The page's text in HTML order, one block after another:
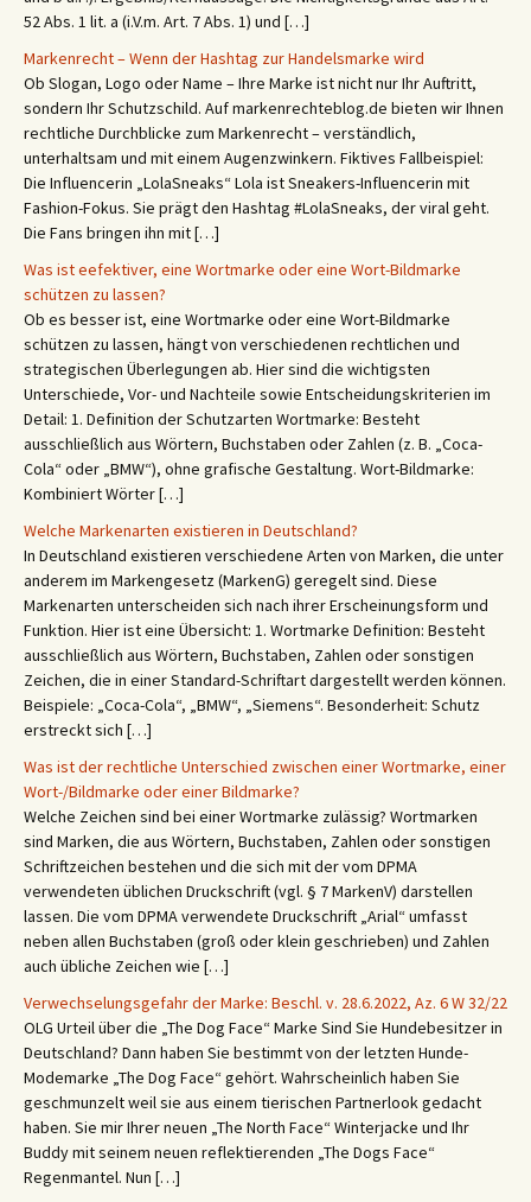
52 Abs. 1 lit. a (i.V.m. Art. 7 Abs. 1) und […]
Markenrecht – Wenn der Hashtag zur Handelsmarke wird
Ob Slogan, Logo oder Name – Ihre Marke ist nicht nur Ihr Auftritt,
sondern Ihr Schutzschild. Auf markenrechteblog.de bieten wir Ihnen
rechtliche Durchblicke zum Markenrecht – verständlich,
unterhaltsam und mit einem Augenzwinkern. Fiktives Fallbeispiel:
Die Influencerin „LolaSneaks“ Lola ist Sneakers-Influencerin mit
Fashion-Fokus. Sie prägt den Hashtag #LolaSneaks, der viral geht.
Die Fans bringen ihn mit […]
Was ist eefektiver, eine Wortmarke oder eine Wort-Bildmarke
schützen zu lassen?
Ob es besser ist, eine Wortmarke oder eine Wort-Bildmarke
schützen zu lassen, hängt von verschiedenen rechtlichen und
strategischen Überlegungen ab. Hier sind die wichtigsten
Unterschiede, Vor- und Nachteile sowie Entscheidungskriterien im
Detail: 1. Definition der Schutzarten Wortmarke: Besteht
ausschließlich aus Wörtern, Buchstaben oder Zahlen (z. B. „Coca-
Cola“ oder „BMW“), ohne grafische Gestaltung. Wort-Bildmarke:
Kombiniert Wörter […]
Welche Markenarten existieren in Deutschland?
In Deutschland existieren verschiedene Arten von Marken, die unter
anderem im Markengesetz (MarkenG) geregelt sind. Diese
Markenarten unterscheiden sich nach ihrer Erscheinungsform und
Funktion. Hier ist eine Übersicht: 1. Wortmarke Definition: Besteht
ausschließlich aus Wörtern, Buchstaben, Zahlen oder sonstigen
Zeichen, die in einer Standard-Schriftart dargestellt werden können.
Beispiele: „Coca-Cola“, „BMW“, „Siemens“. Besonderheit: Schutz
erstreckt sich […]
Was ist der rechtliche Unterschied zwischen einer Wortmarke, einer
Wort-/Bildmarke oder einer Bildmarke?
Welche Zeichen sind bei einer Wortmarke zulässig? Wortmarken
sind Marken, die aus Wörtern, Buchstaben, Zahlen oder sonstigen
Schriftzeichen bestehen und die sich mit der vom DPMA
verwendeten üblichen Druckschrift (vgl. § 7 MarkenV) darstellen
lassen. Die vom DPMA verwendete Druckschrift „Arial“ umfasst
neben allen Buchstaben (groß oder klein geschrieben) und Zahlen
auch übliche Zeichen wie […]
Verwechselungsgefahr der Marke: Beschl. v. 28.6.2022, Az. 6 W 32/22
OLG Urteil über die „The Dog Face“ Marke Sind Sie Hundebesitzer in
Deutschland? Dann haben Sie bestimmt von der letzten Hunde-
Modemarke „The Dog Face“ gehört. Wahrscheinlich haben Sie
geschmunzelt weil sie aus einem tierischen Partnerlook gedacht
haben. Sie mir Ihrer neuen „The North Face“ Winterjacke und Ihr
Buddy mit seinem neuen reflektierenden „The Dogs Face“
Regenmantel. Nun […]